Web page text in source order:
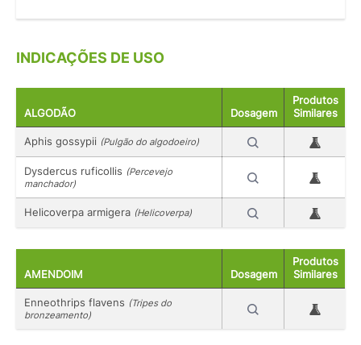
INDICAÇÕES DE USO
ALGODÃO Dosagem
Produtos
Similares
Aphis gossypii (Pulgão do algodoeiro)
Dysdercus ruficollis (Percevejo
manchador)
Helicoverpa armigera (Helicoverpa)
AMENDOIM Dosagem
Produtos
Similares
Enneothrips flavens (Tripes do
bronzeamento)